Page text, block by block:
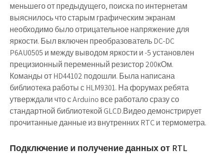
меньшего от предыдущего, поиска по интернетам
выяснилось что старым графическим экранам
необходимо было отрицательное напряжение для
яркости. Был включен преобразователь DC-DC
P6AU0505 и между выводом яркости и -5 установлен
прецизионный переменный резистор 200кОм.
Команды от HD44102 подошли. Была написана
библиотека работы с HLM9301. На форумах ребята
утверждали что с Arduino все работало сразу со
стандартной библиотекой GLCD.Видео демонстрирует
прочитанные данные из внутренних RTC и термометра.
Подключение и получение данных от RTL